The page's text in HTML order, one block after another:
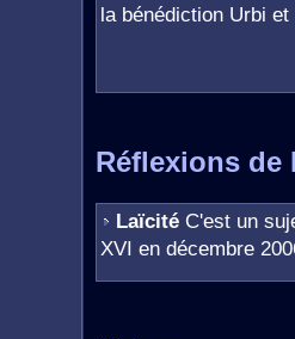
la bénédiction Urbi
Réflexions de
Laïcité C'est un
XVI en décembre